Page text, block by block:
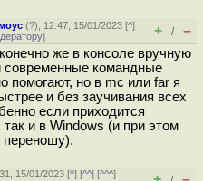
(?), 12:47, 15/01/2023 [^]
] + / –
же в консоле вручную
современные командные
помогают, но в mc или far я
и без заучивания всех
если приходится
так и в Windows (и при этом
переношу).
15/01/2023 [^] [^^] [^^^]